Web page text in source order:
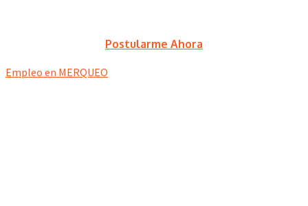
Postularme Ahora
Empleo en MERQUEO